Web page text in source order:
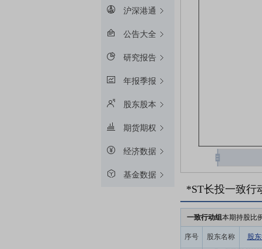
沪深港通
公告大全
研究报告
年报季报
股东股本
期货期权
经济数据
基金数据
*ST长投一致行
一致行动组本期持股比
序号 股东名称 股